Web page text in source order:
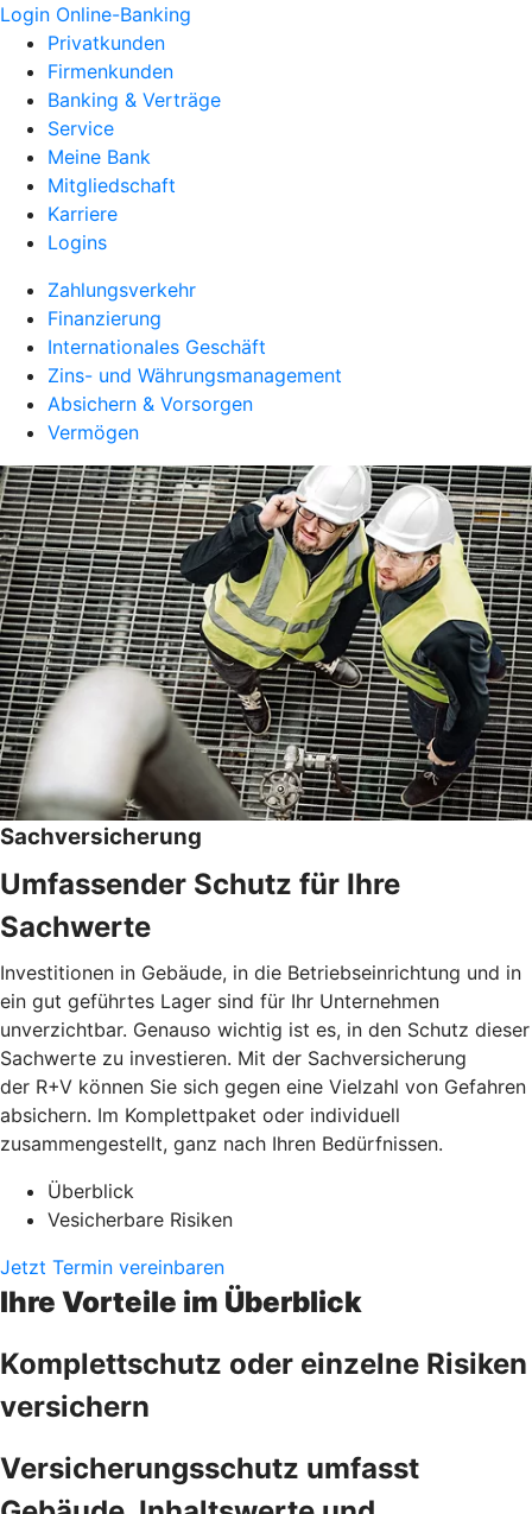
Login Online-Banking
Privatkunden
Firmenkunden
Banking & Verträge
Service
Meine Bank
Mitgliedschaft
Karriere
Logins
Zahlungsverkehr
Finanzierung
Internationales Geschäft
Zins- und Währungsmanagement
Absichern & Vorsorgen
Vermögen
Sachversicherung
Umfassender Schutz für Ihre
Sachwerte
Investitionen in Gebäude, in die Betriebseinrichtung und in
ein gut geführtes Lager sind für Ihr Unternehmen
unverzichtbar. Genauso wichtig ist es, in den Schutz dieser
Sachwerte zu investieren. Mit der Sachversicherung
der R+V können Sie sich gegen eine Vielzahl von Gefahren
absichern. Im Komplettpaket oder individuell
zusammengestellt, ganz nach Ihren Bedürfnissen.
Überblick
Vesicherbare Risiken
Jetzt Termin vereinbaren
Ihre Vorteile im Überblick
Komplettschutz oder einzelne Risiken
versichern
Versicherungsschutz umfasst